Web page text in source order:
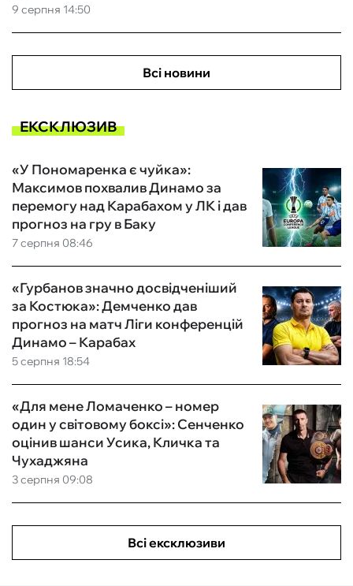
9 серпня 14:50
Всі новини
ЕКСКЛЮЗИВ
7 серпня 08:46
«У Пономаренка є чуйка»:
Максимов похвалив Динамо за
перемогу над Карабахом у ЛК і дав
прогноз на гру в Баку
5 серпня 18:54
«Гурбанов значно досвідченіший
за Костюка»: Демченко дав
прогноз на матч Ліги конференцій
Динамо – Карабах
3 серпня 09:08
«Для мене Ломаченко – номер
один у світовому боксі»: Сенченко
оцінив шанси Усика, Кличка та
Чухаджяна
Всі ексклюзиви